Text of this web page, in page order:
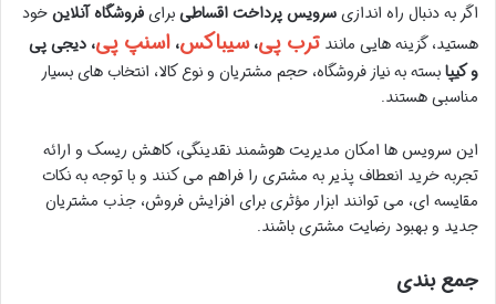
اگر به دنبال راه اندازیسرویس پرداخت اقساطیبرایفروشگاه آنلاینخود
هستید، گزینه هایی مانند ترب پی،سیباکس، اسنپ پی، دیجی پی
و کیپابسته به نیاز فروشگاه، حجم مشتریان و نوع کالا، انتخاب های بسیار
مناسبی هستند.
این سرویس ها امکان مدیریت هوشمند نقدینگی، کاهش ریسک و ارائه
تجربه خرید انعطاف پذیر به مشتری را فراهم می کنند و با توجه به نکات
مقایسه ای، می توانند ابزار مؤثری برای افزایش فروش، جذب مشتریان
جدید و بهبود رضایت مشتری باشند.
جمع بندی